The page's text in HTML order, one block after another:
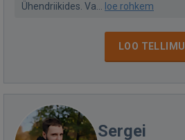
Ühendriikides. Va...
loe rohkem
LOO
Sergei